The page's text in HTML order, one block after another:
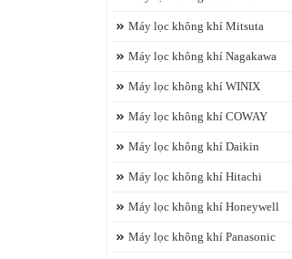
Máy lọc không khí Mitsuta
Máy lọc không khí Nagakawa
Máy lọc không khí WINIX
Máy lọc không khí COWAY
Máy lọc không khí Daikin
Máy lọc không khí Hitachi
Máy lọc không khí Honeywell
Máy lọc không khí Panasonic